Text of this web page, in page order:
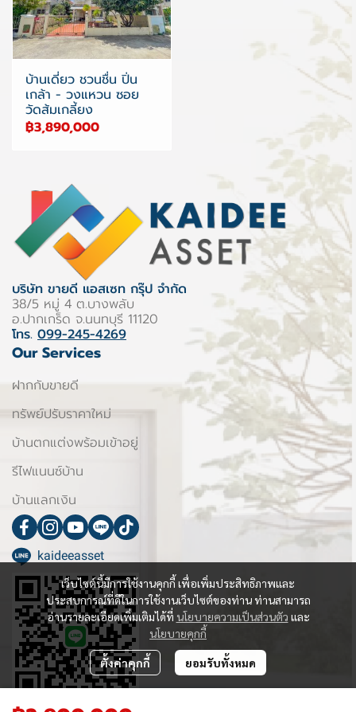
บ้านเดี่ยว ชวนชื่น ปิ่น
เกล้า - วงแหวน ซอย
วัดส้มเกลี้ยง
฿3,890,000
เว็บไซต์นี้มีการใช้งานคุกกี้ เพื่อเพิ่มประสิทธิภาพและ
ประสบการณ์ที่ดีในการใช้งานเว็บไซต์ของท่าน ท่านสามารถ
อ่านรายละเอียดเพิ่มเติมได้ที่ นโยบายความเป็นส่วนตัว และ
นโยบายคุกกี้
ตั้งค่าคุกกี้ ยอมรับทั้งหมด
บริษัท ขายดี แอสเซท กรุ๊ป จำกัด
38/5 หมู่ 4 ต.บางพลับ
อ.ปากเกร็ด จ.นนทบุรี 11120
โทร. 099-245-4269
Our Services
ฝากกับขายดี
ทรัพย์ปรับราคาใหม่
บ้านตกแต่งพร้อมเข้าอยู่
รีไฟแนนซ์บ้าน
บ้านแลกเงิน
kaideeasset